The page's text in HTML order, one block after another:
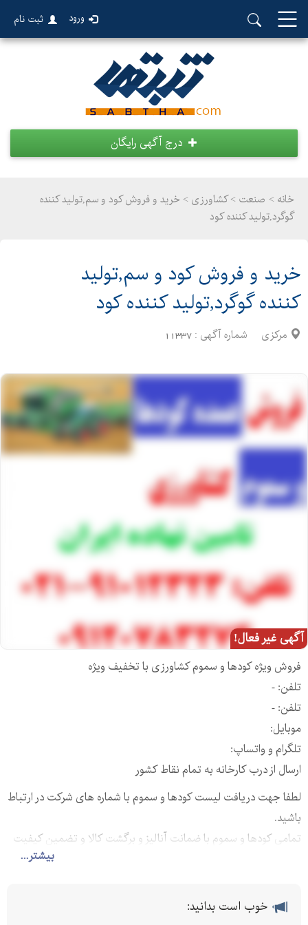
ورود ثبت نام
درج آگهی رایگان
خانه > صنعت >کشاورزی > خرید و فروش کود و سم,تولید کننده
گوگرد,تولید کننده کود
خرید و فروش کود و سم,تولید
کننده گوگرد,تولید کننده کود
مرکزی شماره آگهی : 11337
آگهی غیر فعال!
بیشتر...
فروش ویژه کودها و سموم کشاورزی با تخفیف ویژه
تلفن: -
تلفن: -
موبایل:
تلگرام و واتساپ:
ارسال از درب کارخانه به تمام نقاط کشور
لطفا جهت دریافت لیست کودها و سموم با شماره های شرکت در ارتباط
باشید.
تمامی کودها و سموم با ضمانت آنالیز و برگشت کالا و تضمین کیفیت
صنعتی,کود پالایشگاهی,خرید کود کشاورزی,خرید کود صنعتی,قیمت
خوب است بدانید: